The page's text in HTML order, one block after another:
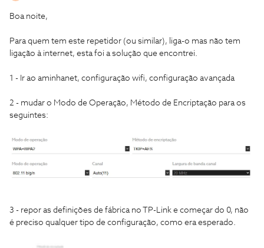
Boa noite,
Para quem tem este repetidor (ou similar), liga-o mas não tem
ligação à internet, esta foi a solução que encontrei.
1 - Ir ao aminhanet, configuração wifi, configuração avançada
2 - mudar o Modo de Operação, Método de Encriptação para os
seguintes:
3 - repor as definições de fábrica no TP-Link e começar do 0, não
é preciso qualquer tipo de configuração, como era esperado.